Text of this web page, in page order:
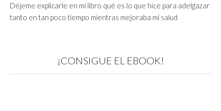
Déjeme explicarle en mi libro qué es lo que hice para adelgazar
tanto en tan poco tiempo mientras mejoraba mi salud
¡CONSIGUE EL EBOOK!